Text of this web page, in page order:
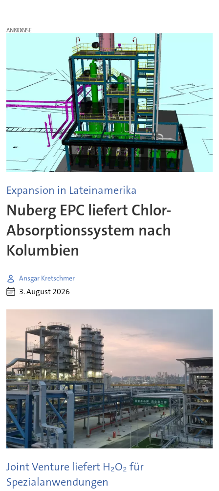
ANZEIGE
Expansion in Lateinamerika
Nuberg EPC liefert Chlor-
Absorptionssystem nach
Kolumbien
Ansgar Kretschmer
3. August 2026
Joint Venture liefert H₂O₂ für
Spezialanwendungen